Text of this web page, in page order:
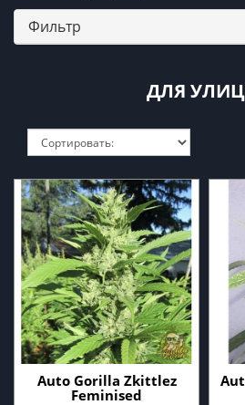
Фильтр
ДЛЯ
Auto Gorilla Zkittlez
Feminised